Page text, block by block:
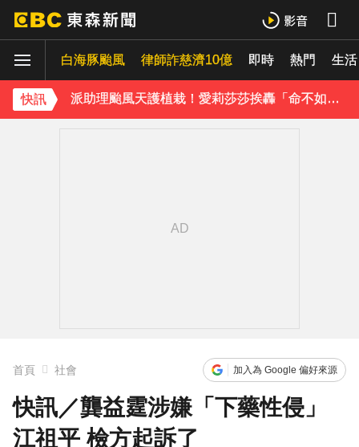
白海豚颱風 律師詐慈濟10億 即時 熱門 生活
快訊
百萬網紅失蹤3年遇害！遭閨密設局赴菲「綁架撕票」千萬贖金救不回
派助理颱風天護植栽！愛莉莎莎挨轟「命不如植物」反擊：不會被吹出去
首頁 社會 加入為 Google 偏好來源
快訊／龔益霆涉嫌「下藥性侵」
江祖平 檢方起訴了